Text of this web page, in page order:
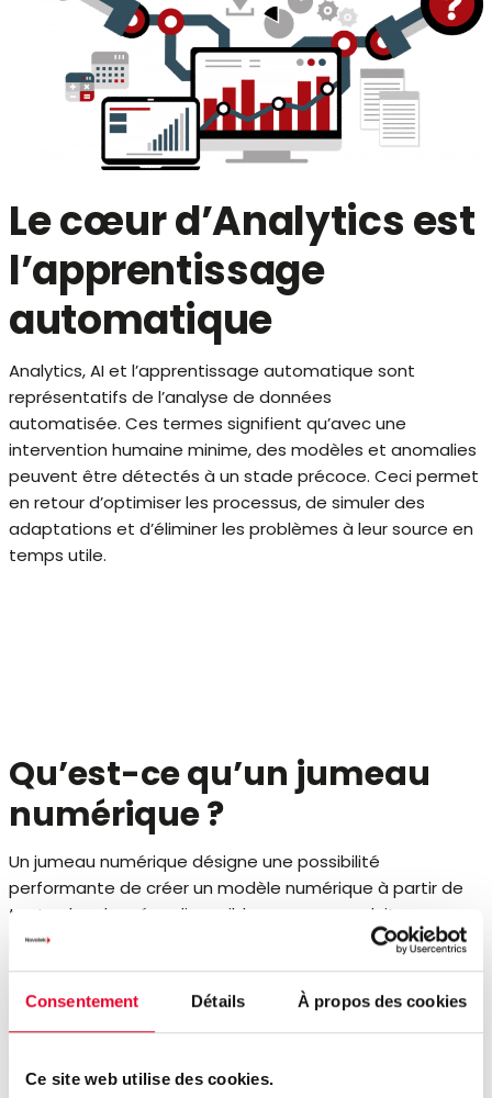
Consentement Détails À propos des cookies
Ce site web utilise des cookies.
Le cœur d’Analytics est
l’apprentissage
automatique
Analytics, AI et l’apprentissage automatique sont
représentatifs de l’analyse de données
automatisée. Ces termes signifient qu’avec une
intervention humaine minime, des modèles et anomalies
peuvent être détectés à un stade précoce. Ceci permet
en retour d’optimiser les processus, de simuler des
adaptations et d’éliminer les problèmes à leur source en
temps utile.
Qu’est-ce qu’un jumeau
numérique ?
Un jumeau numérique désigne une possibilité
performante de créer un modèle numérique à partir de
toutes les données disponibles pour un produit, un
processus ou une installation. Moyennant une quantité
suffisante de données, les outils AI modernes peuvent les
comparer et les analyser sur la base de modèles de
sûr pour simuler fidèlement des adaptations de produit